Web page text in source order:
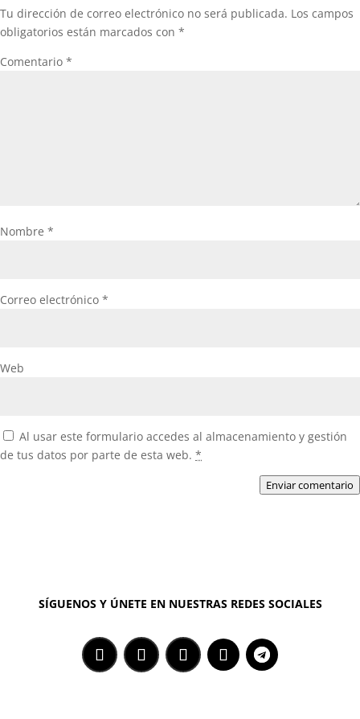
Tu dirección de correo electrónico no será publicada. Los campos
obligatorios están marcados con *
Comentario *
Nombre *
Correo electrónico *
Web
Al usar este formulario accedes al almacenamiento y gestión
de tus datos por parte de esta web. *
Enviar comentario
SÍGUENOS Y ÚNETE EN NUESTRAS REDES SOCIALES